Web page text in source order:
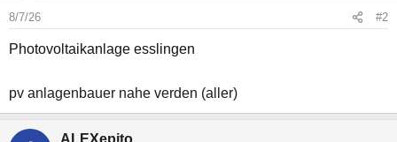
8/7/26 #2
Photovoltaikanlage esslingen
pv anlagenbauer nahe verden (aller)
ALEXepito